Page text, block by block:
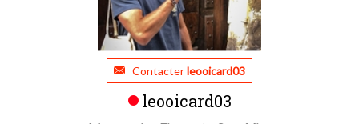
Contacterleooicard03
leooicard03